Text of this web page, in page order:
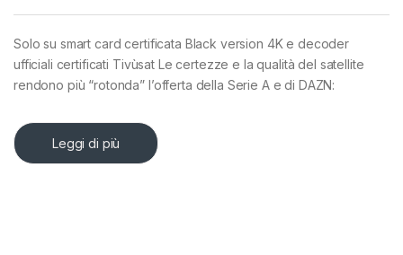
Solo su smart card certificata Black version 4K e decoder
ufficiali certificati Tivùsat Le certezze e la qualità del satellite
rendono più “rotonda” l’offerta della Serie A e di DAZN:
Leggi di più